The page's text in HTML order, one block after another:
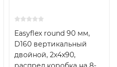
Easyflex round 90 мм,
D160 вертикальный
двойной, 2х4x90,